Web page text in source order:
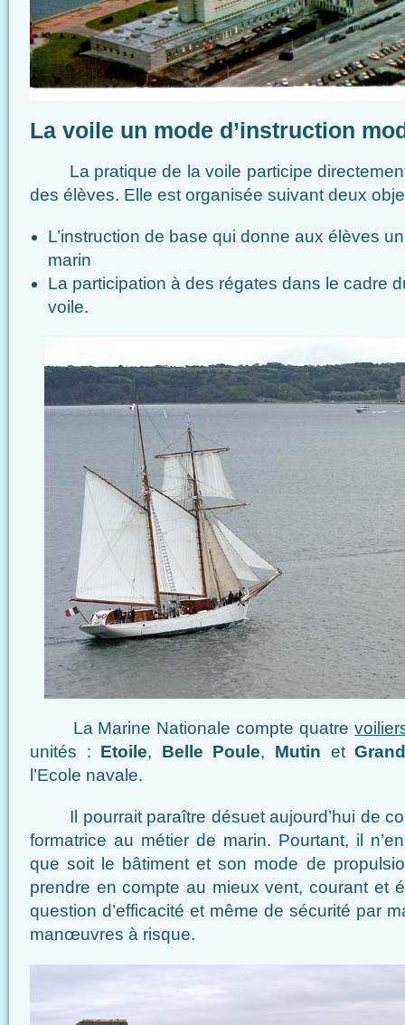
La voile un mode d’instruction
La pratique de la voile participe directement
des élèves. Elle est organisée suivant deux
L’instruction de base qui donne aux élèves
marin
La participation à des régates dans le cadre
voile.
La Marine Nationale compte quatre
unités : Etoile, Belle Poule, Mutin et
l’Ecole navale.
Il pourrait paraître désuet aujourd’hui de
formatrice au métier de marin. Pourtant, il
que soit le bâtiment et son mode de
prendre en compte au mieux vent, courant et
question d’efficacité et même de sécurité par
manœuvres à risque.